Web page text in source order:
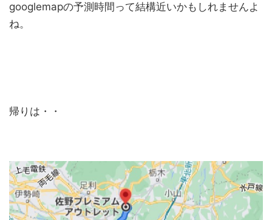
googlemapの予測時間って結構近いかもしれませんよ
ね。
帰りは・・